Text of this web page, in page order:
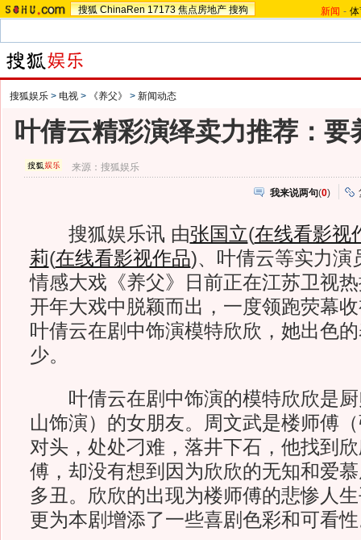
搜狐 ChinaRen 17173 焦点房地产 搜狗 新闻 -
搜狐娱乐 > 电视 > 《养父》 > 新闻动态
叶倩云精彩演绎卖力推荐：要
来源：搜狐娱乐
我来说两句(0)
搜狐娱乐讯 由张国立(在线看影视
莉(在线看影视作品)、叶倩云等实力演
情感大戏《养父》日前正在江苏卫视
开年大戏中脱颖而出，一度领跑荧幕
叶倩云在剧中饰演模特欣欣，她出色
少。
叶倩云在剧中饰演的模特欣欣是厨
山饰演）的女朋友。周文武是楼师傅
对头，处处刁难，落井下石，他找到
傅，却没有想到因为欣欣的无知和爱
多丑。欣欣的出现为楼师傅的悲惨人
更为本剧增添了一些喜剧色彩和可看